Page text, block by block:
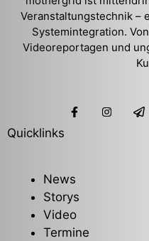
Veranstaltungstechnik –
Systemintegration.
Videoreportagen und
Quicklinks
News
Storys
Video
Termine